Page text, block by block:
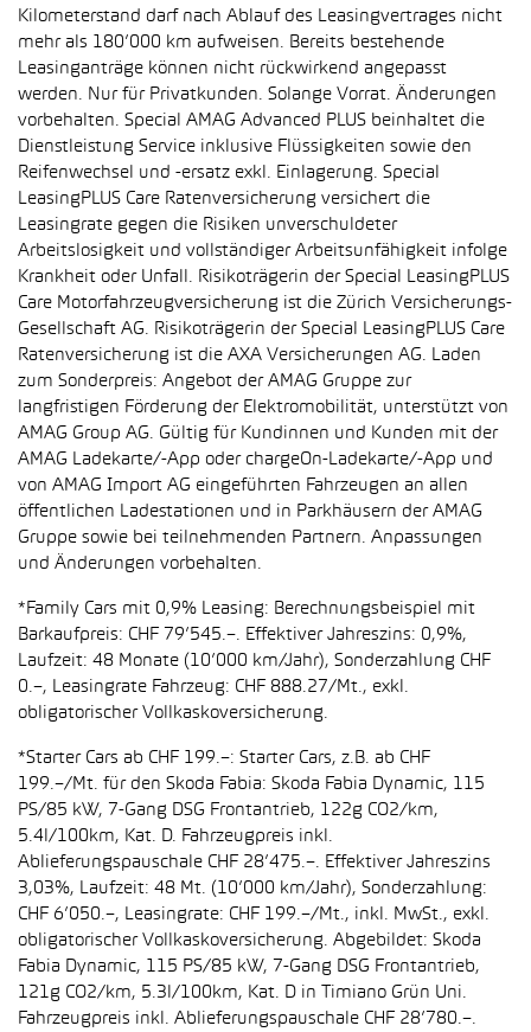
Kilometerstand darf nach Ablauf des Leasingvertrages nicht
mehr als 180’000 km aufweisen. Bereits bestehende
Leasinganträge können nicht rückwirkend angepasst
werden. Nur für Privatkunden. Solange Vorrat. Änderungen
vorbehalten. Special AMAG Advanced PLUS beinhaltet die
Dienstleistung Service inklusive Flüssigkeiten sowie den
Reifenwechsel und -ersatz exkl. Einlagerung. Special
LeasingPLUS Care Ratenversicherung versichert die
Leasingrate gegen die Risiken unverschuldeter
Arbeitslosigkeit und vollständiger Arbeitsunfähigkeit infolge
Krankheit oder Unfall. Risikoträgerin der Special LeasingPLUS
Care Motorfahrzeugversicherung ist die Zürich Versicherungs-
Gesellschaft AG. Risikoträgerin der Special LeasingPLUS Care
Ratenversicherung ist die AXA Versicherungen AG. Laden
zum Sonderpreis: Angebot der AMAG Gruppe zur
langfristigen Förderung der Elektromobilität, unterstützt von
AMAG Group AG. Gültig für Kundinnen und Kunden mit der
AMAG Ladekarte/-App oder chargeOn-Ladekarte/-App und
von AMAG Import AG eingeführten Fahrzeugen an allen
öffentlichen Ladestationen und in Parkhäusern der AMAG
Gruppe sowie bei teilnehmenden Partnern. Anpassungen
und Änderungen vorbehalten.
*Family Cars mit 0,9% Leasing: Berechnungsbeispiel mit
Barkaufpreis: CHF 79’545.–. Effektiver Jahreszins: 0,9%,
Laufzeit: 48 Monate (10’000 km/Jahr), Sonderzahlung CHF
0.–, Leasingrate Fahrzeug: CHF 888.27/Mt., exkl.
obligatorischer Vollkaskoversicherung.
*Starter Cars ab CHF 199.–: Starter Cars, z.B. ab CHF
199.–/Mt. für den Skoda Fabia: Skoda Fabia Dynamic, 115
PS/85 kW, 7-Gang DSG Frontantrieb, 122g CO2/km,
5.4l/100km, Kat. D. Fahrzeugpreis inkl.
Ablieferungspauschale CHF 28’475.–. Effektiver Jahreszins
3,03%, Laufzeit: 48 Mt. (10’000 km/Jahr), Sonderzahlung:
CHF 6’050.–, Leasingrate: CHF 199.–/Mt., inkl. MwSt., exkl.
obligatorischer Vollkaskoversicherung. Abgebildet: Skoda
Fabia Dynamic, 115 PS/85 kW, 7-Gang DSG Frontantrieb,
121g CO2/km, 5.3l/100km, Kat. D in Timiano Grün Uni.
Fahrzeugpreis inkl. Ablieferungspauschale CHF 28’780.–.